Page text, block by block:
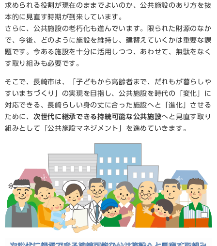
求められる役割が現在のままでよいのか、公共施設のあり方を抜
本的に見直す時期が到来しています。
さらに、公共施設の老朽化も進んでいます。限られた財源のなか
で、今後、どのように施設を維持し、建替えていくかは重要な課
題です。今ある施設を十分に活用しつつ、あわせて、無駄をなく
す取り組みも必要です。
そこで、長崎市は、「子どもから高齢者まで、だれもが暮らしや
すいまちづくり」の実現を目指し、公共施設を時代の「変化」に
対応できる、長崎らしい身の丈に合った施設へと「進化」させる
ために、 次世代に継承できる持続可能な公共施設へと見直す取り
組みとして「公共施設マネジメント」を進めていきます。